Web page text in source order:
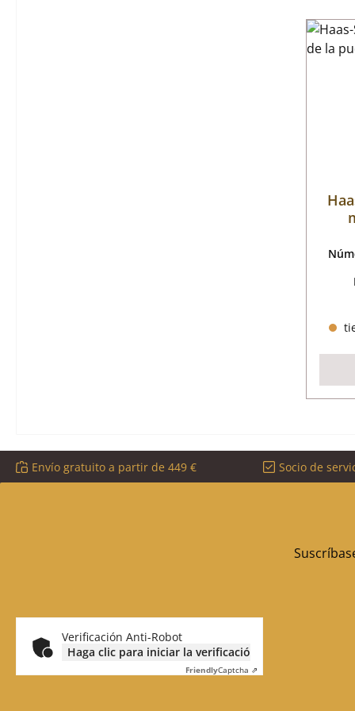
Envío gratuito a partir de 449 € Socio de
Verificación Anti-Robot
Haga clic para iniciar la verificación
FriendlyCaptcha ⇗